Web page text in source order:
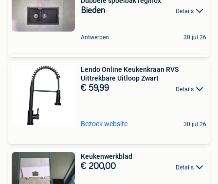
Bieden Details
Antwerpen 30 jul 26
Lendo Online Keukenkraan RVS
Uittrekbare Uitloop Zwart
€ 59,99 Details
Bezoek website 30 jul 26
Keukenwerkblad
€ 200,00 Details